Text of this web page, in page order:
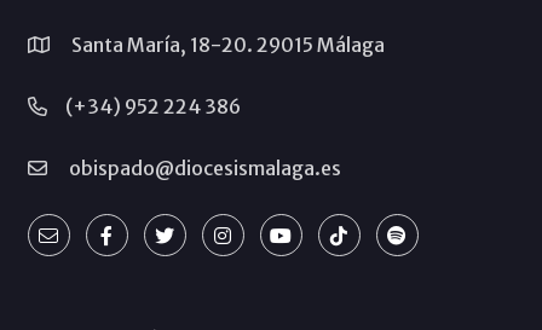
Santa María, 18-20. 29015 Málaga
(+34) 952 224 386
obispado@diocesismalaga.es